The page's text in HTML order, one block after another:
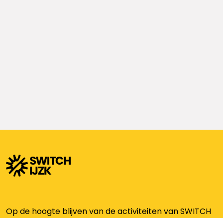
Op de hoogte blijven van de activiteiten van SWITCH